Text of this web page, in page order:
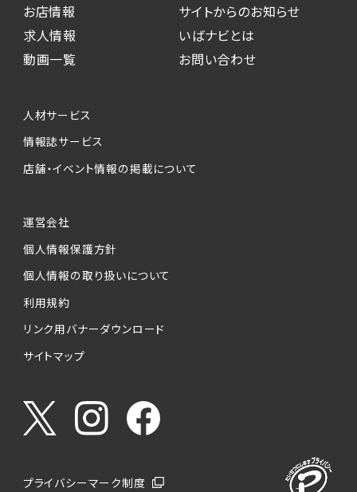
お店情報
求人情報
動画一覧
サイトからのお知らせ
いばナビとは
お問い合わせ
人材サービス
情報誌サービス
店舗・イベント情報の掲載について
運営会社
個人情報保護方針
個人情報の取り扱いについて
利用規約
リンク用バナーダウンロード
サイトマップ
プライバシーマーク制度